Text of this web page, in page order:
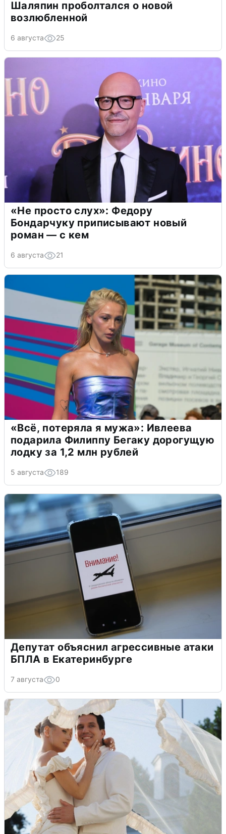
Шаляпин проболтался о новой
возлюбленной
6 августа 25
«Не просто слух»: Федору
Бондарчуку приписывают новый
роман — с кем
6 августа 21
«Всё, потеряла я мужа»: Ивлеева
подарила Филиппу Бегаку дорогущую
лодку за 1,2 млн рублей
5 августа 189
Депутат объяснил агрессивные атаки
БПЛА в Екатеринбурге
7 августа 0